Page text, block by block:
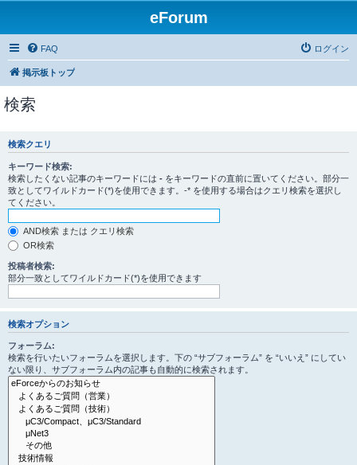
eForum
FAQ ログイン
掲示板トップ
検索
検索クエリ
キーワード検索:
検索したくない記事のキーワードには - をキーワードの直前に置いてください。部分一
致としてワイルドカード(*)を使用できます。-* を使用する場合はクエリ検索を選択し
てください。
AND検索 または クエリ検索
OR検索
投稿者検索:
部分一致としてワイルドカード(*)を使用できます
検索オプション
フォーラム:
検索を行いたいフォーラムを選択します。下の “サブフォーラム” を “いいえ” にしてい
ない限り、サブフォーラム内の記事も自動的に検索されます。